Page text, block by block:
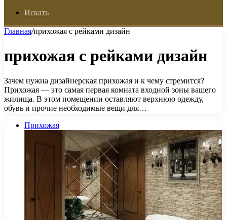
Искать
Главная/прихожая с рейками дизайн
прихожая с рейками дизайн
Зачем нужна дизайнерская прихожая и к чему стремится?
Прихожая — это самая первая комната входной зоны вашего
жилища. В этом помещении оставляют верхнюю одежду,
обувь и прочие необходимые вещи для…
Прихожая